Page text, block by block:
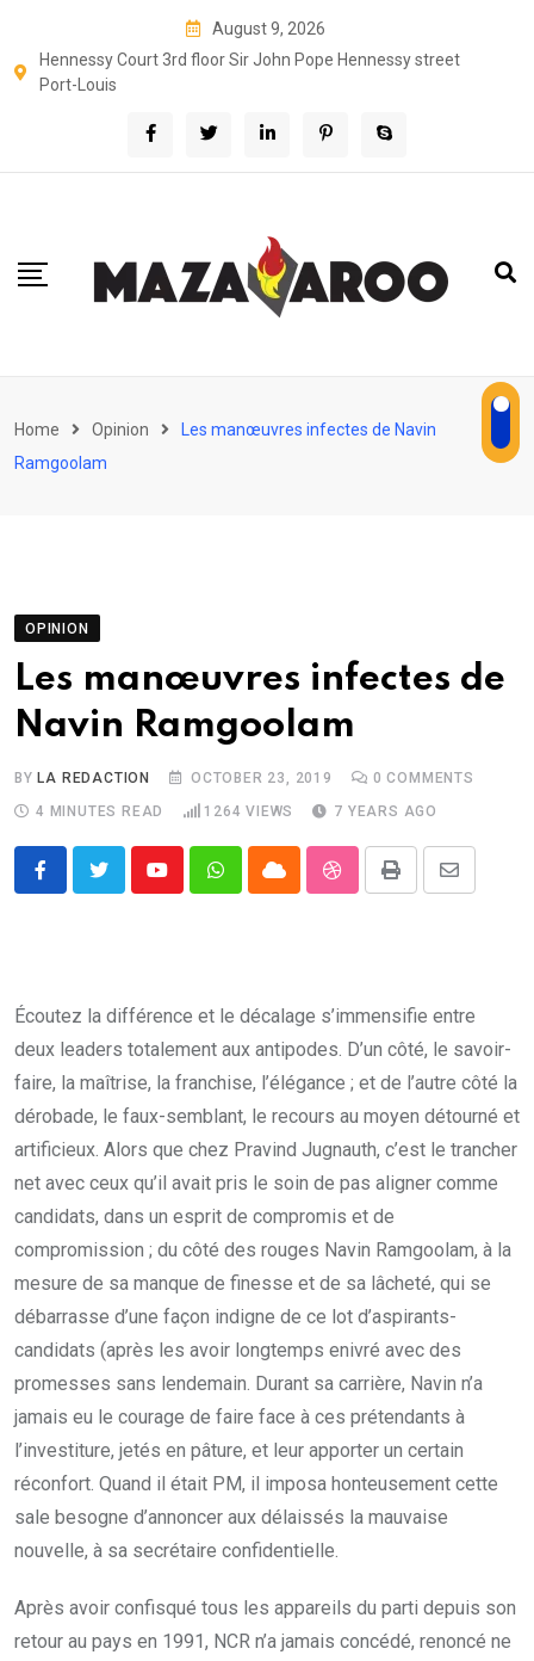
content
August 9, 2026
Hennessy Court 3rd floor Sir John Pope Hennessy street
Port-Louis
Home Opinion
Les manœuvres infectes de Navin
Ramgoolam
OPINION
Les manœuvres infectes de
Navin Ramgoolam
BYLA REDACTION OCTOBER 23, 2019 0 COMMENTS
4 MINUTES READ
1264 VIEWS 7 YEARS AGO
YoutubeWhatsappCloud StumbleUpon
Print
Share
Écoutez la différence et le décalage s’immensifie entre
deux leaders totalement aux antipodes. D’un côté, le savoir-
faire, la maîtrise, la franchise, l’élégance ; et de l’autre côté la
dérobade, le faux-semblant, le recours au moyen détourné et
artificieux. Alors que chez Pravind Jugnauth, c’est le trancher
net avec ceux qu’il avait pris le soin de pas aligner comme
candidats, dans un esprit de compromis et de
compromission ; du côté des rouges Navin Ramgoolam, à la
mesure de sa manque de finesse et de sa lâcheté, qui se
débarrasse d’une façon indigne de ce lot d’aspirants-
candidats (après les avoir longtemps enivré avec des
promesses sans lendemain. Durant sa carrière, Navin n’a
jamais eu le courage de faire face à ces prétendants à
l’investiture, jetés en pâture, et leur apporter un certain
réconfort. Quand il était PM, il imposa honteusement cette
sale besogne d’annoncer aux délaissés la mauvaise
nouvelle, à sa secrétaire confidentielle.
Après avoir confisqué tous les appareils du parti depuis son
retour au pays en 1991, NCR n’a jamais concédé, renoncé ne